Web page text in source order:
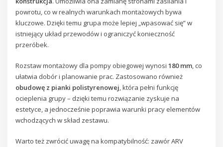
powrotu, co w realnych warunkach montażowych bywa
kluczowe. Dzięki temu grupa może lepiej „wpasować się” w
istniejący układ przewodów i ograniczyć konieczność
przeróbek.
Rozstaw montażowy dla pompy obiegowej wynosi180 mm, co
ułatwia dobór i planowanie prac. Zastosowano również
obudowę z pianki polistyrenowej, która pełni funkcję
ocieplenia grupy – dzięki temu rozwiązanie zyskuje na
estetyce, a jednocześnie poprawia warunki pracy elementów
wchodzących w skład zestawu.
Warto też zwrócić uwagę na kompatybilność: zawór ARV